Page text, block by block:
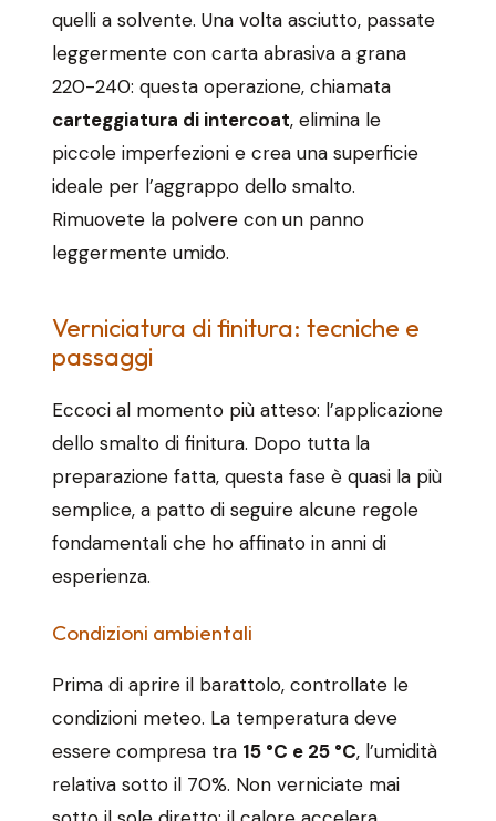
quelli a solvente. Una volta asciutto, passate
leggermente con carta abrasiva a grana
220-240: questa operazione, chiamata
carteggiatura di intercoat, elimina le
piccole imperfezioni e crea una superficie
ideale per l’aggrappo dello smalto.
Rimuovete la polvere con un panno
leggermente umido.
Verniciatura di finitura: tecniche e
passaggi
Eccoci al momento più atteso: l’applicazione
dello smalto di finitura. Dopo tutta la
preparazione fatta, questa fase è quasi la più
semplice, a patto di seguire alcune regole
fondamentali che ho affinato in anni di
esperienza.
Condizioni ambientali
Prima di aprire il barattolo, controllate le
condizioni meteo. La temperatura deve
essere compresa tra 15 °C e 25 °C, l’umidità
relativa sotto il 70%. Non verniciate mai